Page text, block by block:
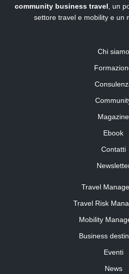
community business travel, un
settore travel e mobility e un
Chi siamo
Magazine
Ebook
Contatti
Travel
Travel Risk
Mobility
Business
Eventi
News